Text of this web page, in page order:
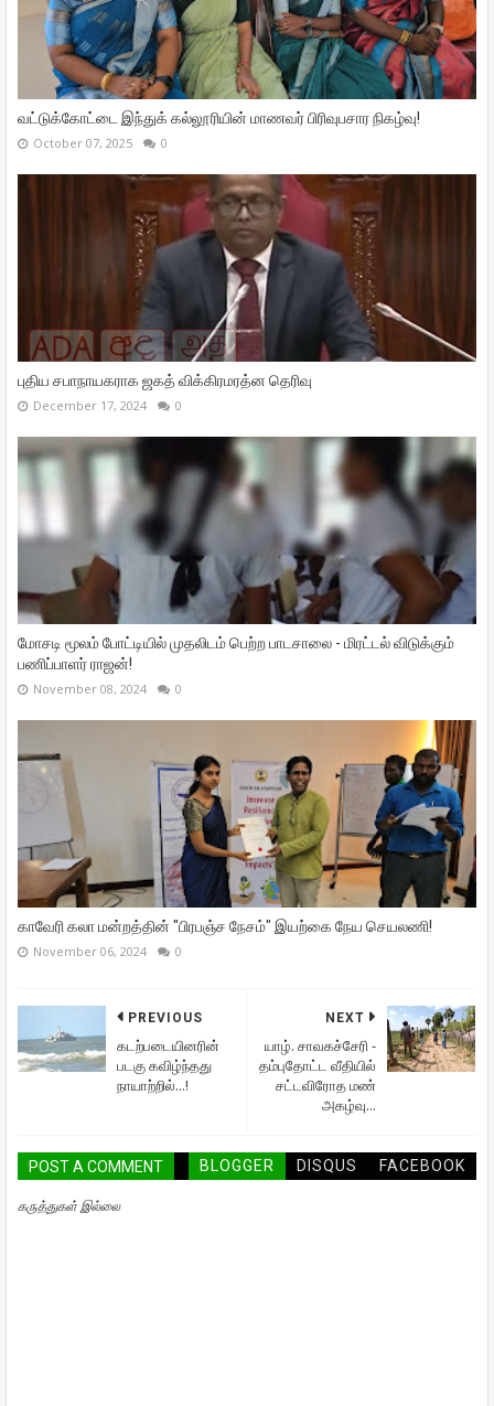
வட்டுக்கோட்டை இந்துக் கல்லூரியின் மாணவர் பிரிவுபசார நிகழ்வு!
October 07, 2025 0
புதிய சபாநாயகராக ஜகத் விக்கிரமரத்ன தெரிவு
December 17, 2024 0
மோசடி மூலம் போட்டியில் முதலிடம் பெற்ற பாடசாலை - மிரட்டல் விடுக்கும்
பணிப்பாளர் ராஜன்!
November 08, 2024 0
காவேரி கலா மன்றத்தின் "பிரபஞ்ச நேசம்" இயற்கை நேய செயலணி!
November 06, 2024 0
NEXT
யாழ். சாவகச்சேரி -
தம்புதோட்ட வீதியில்
சட்டவிரோத மண்
அகழ்வு...
PREVIOUS
கடற்படையினரின்
படகு கவிழ்ந்தது
நாயாற்றில்...!
POST A COMMENT BLOGGER DISQUS FACEBOOK
கருத்துகள் இல்லை